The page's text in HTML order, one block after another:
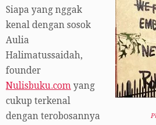
Siapa yang nggak
kenal dengan sosok
Aulia
Halimatussaidah,
founder
Nulisbuku.com yang
cukup terkenal
dengan terobosannya